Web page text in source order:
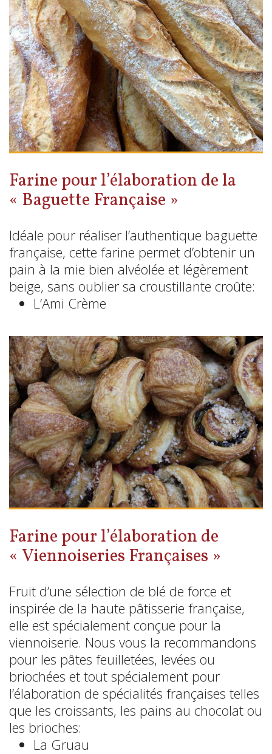
Farine pour l’élaboration de la
« Baguette Française »
Idéale pour réaliser l’authentique baguette
française, cette farine permet d’obtenir un
pain à la mie bien alvéolée et légèrement
beige, sans oublier sa croustillante croûte:
L’Ami Crème
Farine pour l’élaboration de
« Viennoiseries Françaises »
Fruit d’une sélection de blé de force et
inspirée de la haute pâtisserie française,
elle est spécialement conçue pour la
viennoiserie. Nous vous la recommandons
pour les pâtes feuilletées, levées ou
briochées et tout spécialement pour
l’élaboration de spécialités françaises telles
que les croissants, les pains au chocolat ou
les brioches:
La Gruau